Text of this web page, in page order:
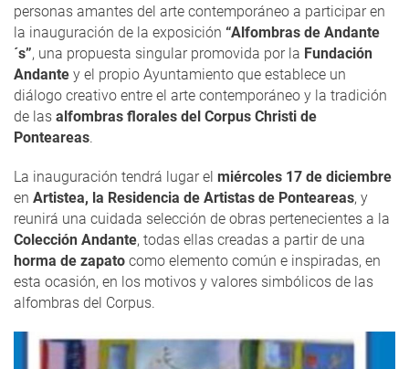
personas amantes del arte contemporáneo a participar en
la inauguración de la exposición “Alfombras de Andante
´s”, una propuesta singular promovida por la Fundación
Andante y el propio Ayuntamiento que establece un
diálogo creativo entre el arte contemporáneo y la tradición
de las alfombras florales del Corpus Christi de
Ponteareas.
La inauguración tendrá lugar el miércoles 17 de diciembre
en Artistea, la Residencia de Artistas de Ponteareas, y
reunirá una cuidada selección de obras pertenecientes a la
Colección Andante, todas ellas creadas a partir de una
horma de zapato como elemento común e inspiradas, en
esta ocasión, en los motivos y valores simbólicos de las
alfombras del Corpus.